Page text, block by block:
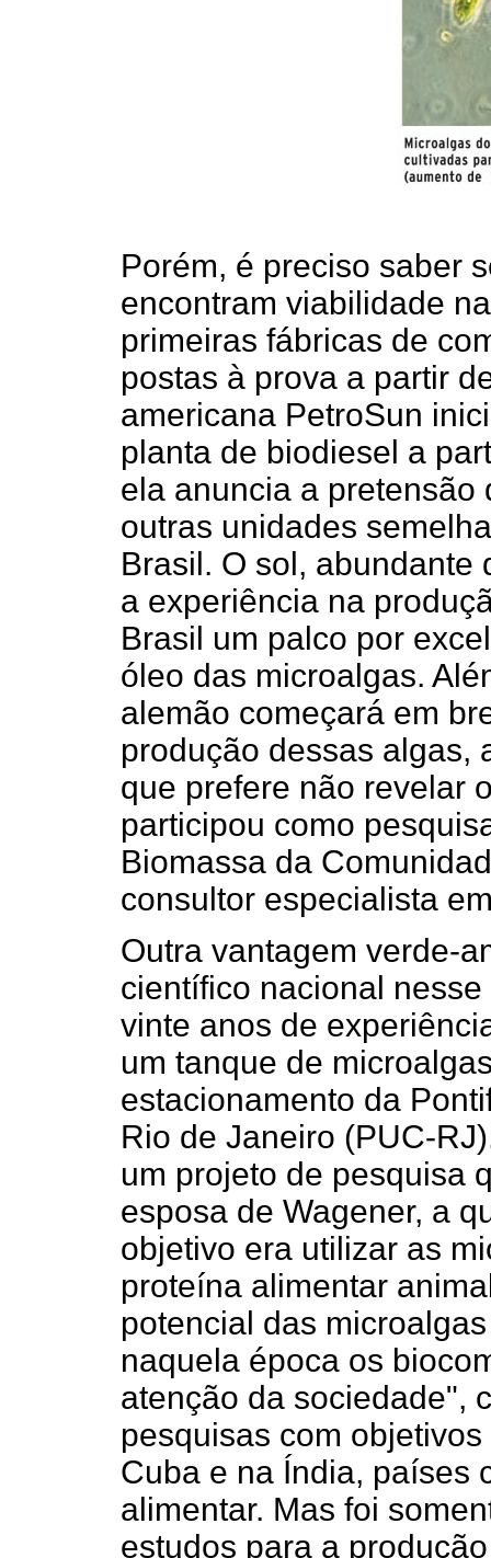
Porém, é preciso saber
encontram viabilidade
primeiras fábricas de
postas à prova a partir
americana PetroSun
planta de biodiesel a
ela anuncia a pretensão
outras unidades
Brasil. O sol, abundante
a experiência na
Brasil um palco por
óleo das microalgas.
alemão começará em
produção dessas algas,
que prefere não revelar
participou como
Biomassa da
consultor especialista
Outra vantagem verde-
científico nacional
vinte anos de
um tanque de
estacionamento da
Rio de Janeiro (PUC-
um projeto de pesquisa
esposa de Wagener, a
objetivo era utilizar as
proteína alimentar
potencial das
naquela época os
atenção da sociedade",
pesquisas com
Cuba e na Índia, países
alimentar. Mas foi
estudos para a